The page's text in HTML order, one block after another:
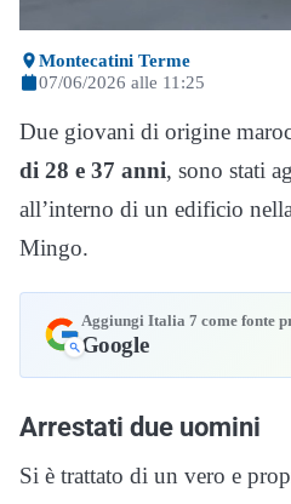
Montecatini Terme
07/06/2026 alle 11:25
Due giovani di origine
di 28 e 37 anni, sono stati
all’interno di un edificio
Mingo.
Aggiungi Italia 7 come fonte
Google
Arrestati due uomini
Si è trattato di un vero e